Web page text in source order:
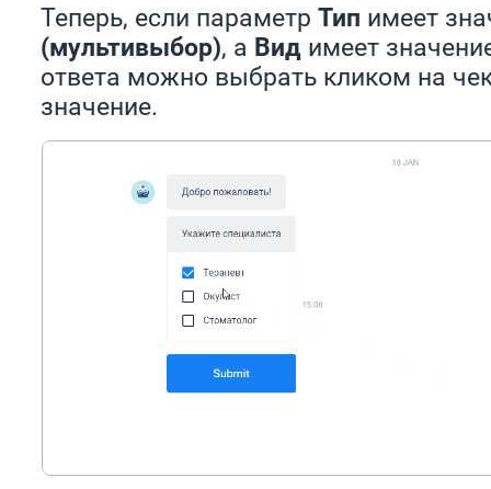
Теперь, если параметр Тип имеет
(мультивыбор), а Вид имеет
ответа можно выбрать кликом на
значение.